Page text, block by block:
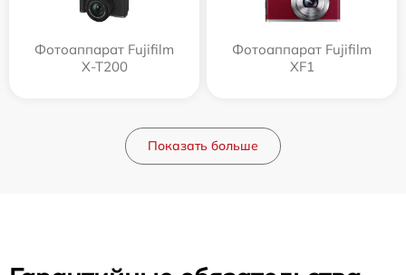
Фотоаппарат Fujifilm
X-T200
Фотоаппарат Fujifilm
XF1
Показать больше